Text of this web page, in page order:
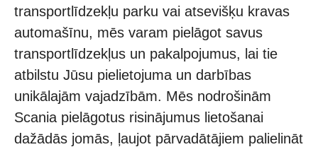
transportlīdzekļu parku vai atsevišķu kravas
automašīnu, mēs varam pielāgot savus
transportlīdzekļus un pakalpojumus, lai tie
atbilstu Jūsu pielietojuma un darbības
unikālajām vajadzībām. Mēs nodrošinām
Scania pielāgotus risinājumus lietošanai
dažādās jomās, ļaujot pārvadātājiem palielināt